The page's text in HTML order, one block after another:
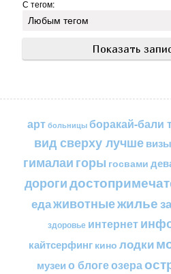
С тегом:
арт больницы боракай-бали
вид сверху лучшевизы
гималаи горы госвами
дороги
едаживотныежилье
здоровье интернет
кайтсерфинг кино лодки
музеи о блогеозера